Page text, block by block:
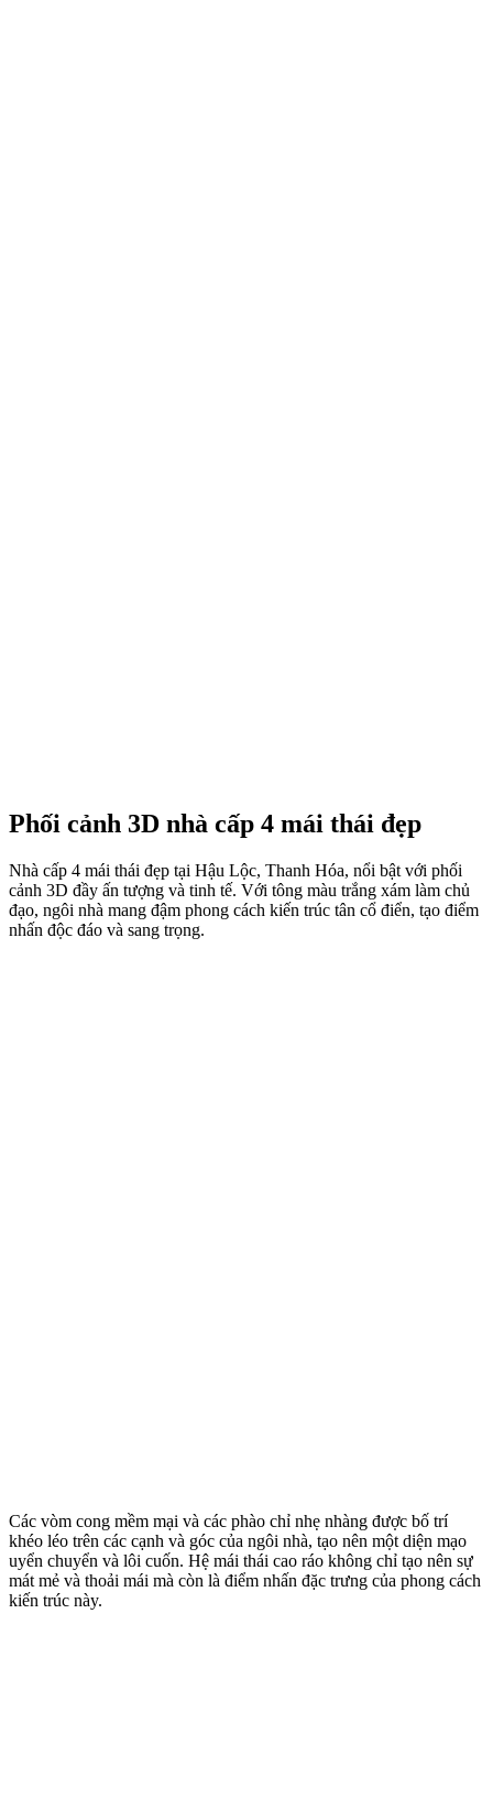
Phối cảnh 3D nhà cấp 4 mái thái đẹp
Nhà cấp 4 mái thái đẹp tại Hậu Lộc, Thanh Hóa, nổi bật với phối
cảnh 3D đầy ấn tượng và tinh tế. Với tông màu trắng xám làm chủ
đạo, ngôi nhà mang đậm phong cách kiến trúc tân cổ điển, tạo điểm
nhấn độc đáo và sang trọng.
Các vòm cong mềm mại và các phào chỉ nhẹ nhàng được bố trí
khéo léo trên các cạnh và góc của ngôi nhà, tạo nên một diện mạo
uyển chuyển và lôi cuốn. Hệ mái thái cao ráo không chỉ tạo nên sự
mát mẻ và thoải mái mà còn là điểm nhấn đặc trưng của phong cách
kiến trúc này.